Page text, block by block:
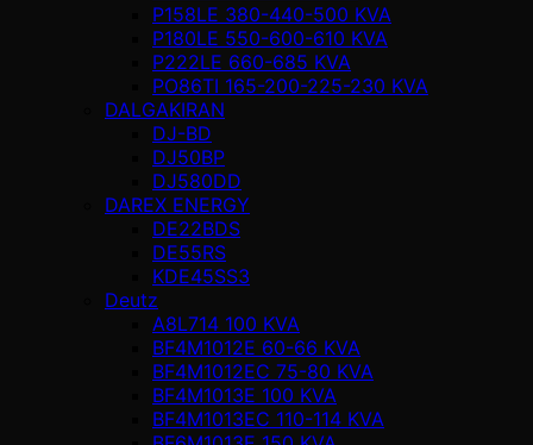
P158LE 380-440-500 KVA
P180LE 550-600-610 KVA
P222LE 660-685 KVA
PO86TI 165-200-225-230 KVA
DALGAKIRAN
DJ-BD
DJ50BP
DJ580DD
DAREX ENERGY
DE22BDS
DE55RS
KDE45SS3
Deutz
A8L714 100 KVA
BF4M1012E 60-66 KVA
BF4M1012EC 75-80 KVA
BF4M1013E 100 KVA
BF4M1013EC 110-114 KVA